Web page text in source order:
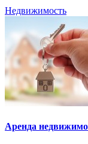
Недвижимость
Аренда